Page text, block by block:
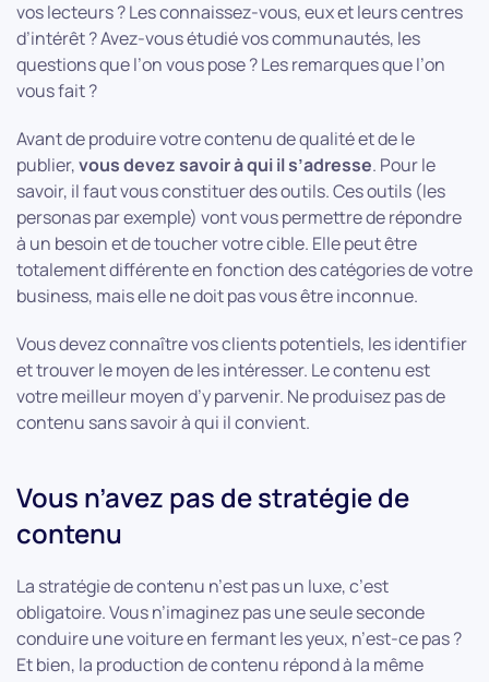
vos lecteurs ? Les connaissez-vous, eux et leurs centres
d’intérêt ? Avez-vous étudié vos communautés, les
questions que l’on vous pose ? Les remarques que l’on
vous fait ?
Avant de produire votre contenu de qualité et de le
publier,vous devez savoir à qui il s’adresse. Pour le
savoir, il faut vous constituer des outils. Ces outils (les
personas par exemple) vont vous permettre de répondre
à un besoin et de toucher votre cible. Elle peut être
totalement différente en fonction des catégories de votre
business, mais elle ne doit pas vous être inconnue.
Vous devez connaître vos clients potentiels, les identifier
et trouver le moyen de les intéresser. Le contenu est
votre meilleur moyen d’y parvenir. Ne produisez pas de
contenu sans savoir à qui il convient.
Vous n’avez pas de stratégie de
contenu
La stratégie de contenu n’est pas un luxe, c’est
obligatoire. Vous n’imaginez pas une seule seconde
conduire une voiture en fermant les yeux, n’est-ce pas ?
Et bien, la production de contenu répond à la même